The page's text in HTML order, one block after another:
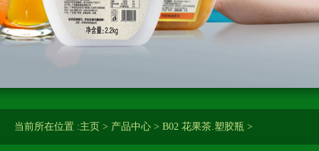
当前所在位置 :主页 > 产品中心 > B02 花果茶.塑胶瓶 >